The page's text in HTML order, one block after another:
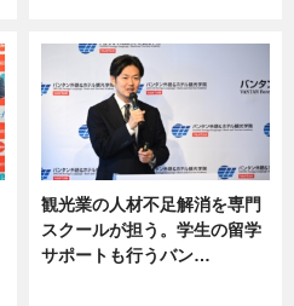
観光業の人材不足解消を専門
スクールが担う。学生の留学
サポートも行うバン…